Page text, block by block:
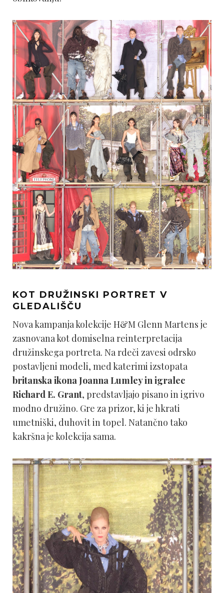
KOT DRUŽINSKI PORTRET V
GLEDALIŠČU
Nova kampanja kolekcije H&M Glenn Martens je
zasnovana kot domiselna reinterpretacija
družinskega portreta. Na rdeči zavesi odrsko
postavljeni modeli, med katerimi izstopata
britanska ikona Joanna Lumley in igralec
Richard E. Grant, predstavljajo pisano in igrivo
modno družino. Gre za prizor, ki je hkrati
umetniški, duhovit in topel. Natančno tako
kakršna je kolekcija sama.